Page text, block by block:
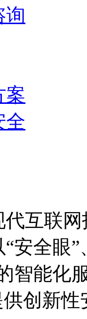
询
案
全
互联
安全眼
智能化
供创新